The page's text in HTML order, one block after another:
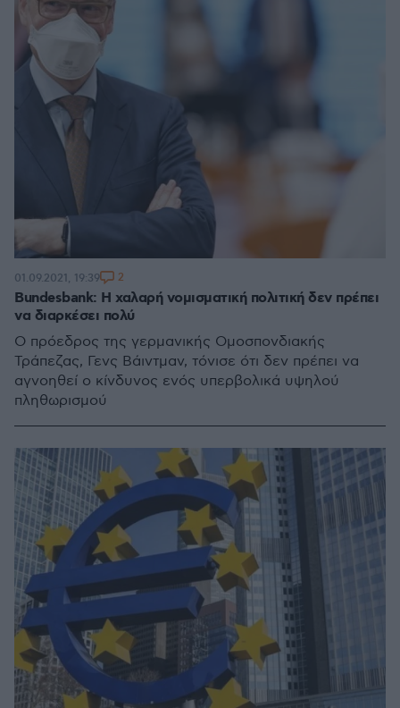
Bundesbank: H χαλαρή νομισματική πολιτική δεν πρέπει
να διαρκέσει πολύ
Ο πρόεδρος της γερμανικής Ομοσπονδιακής
Τράπεζας, Γενς Βάιντμαν, τόνισε ότι δεν πρέπει να
αγνοηθεί ο κίνδυνος ενός υπερβολικά υψηλού
πληθωρισμού
01.09.2021, 19:39 2